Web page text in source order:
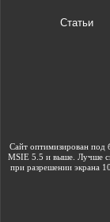
Статьи
Сайт оптимизирован под
MSIE 5.5 и выше. Лучше
при разрешении экрана